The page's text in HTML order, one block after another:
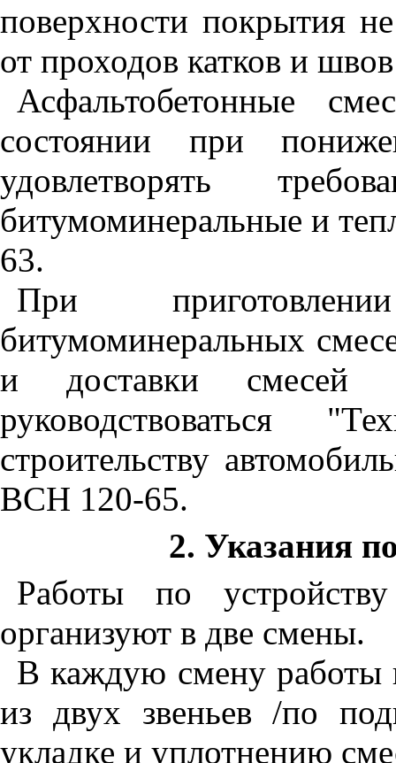
поверхности покрытия
от проходов катков и
Асфальтобетонные
состоянии при
удовлетворять
битумоминеральные и
63.
При
битумоминеральных
и доставки смесей
руководствоваться
строительству
ВСН 120-65.
2. Указания
Работы по
организуют в две смены.
В каждую смену работы
из двух звеньев /по
укладке и уплотнению